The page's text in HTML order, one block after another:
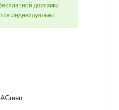
доставки
индивидуально
AGreen